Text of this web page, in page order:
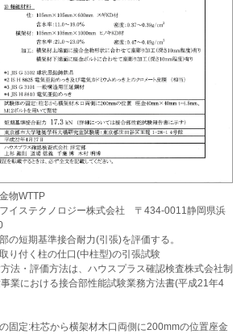
物WTTP
イステクノロジー株式会社 〒434-0011静岡県浜
短期基準接合耐力(引張)を評価する。
り付く柱の仕口(中柱型)の引張試験
法・評価方法は、ハウスプラス確認検査株式会社制
業における接合部性能試験業務方法書(平成21年4
固定:柱芯から横架材木口両側に200mmの位置座金